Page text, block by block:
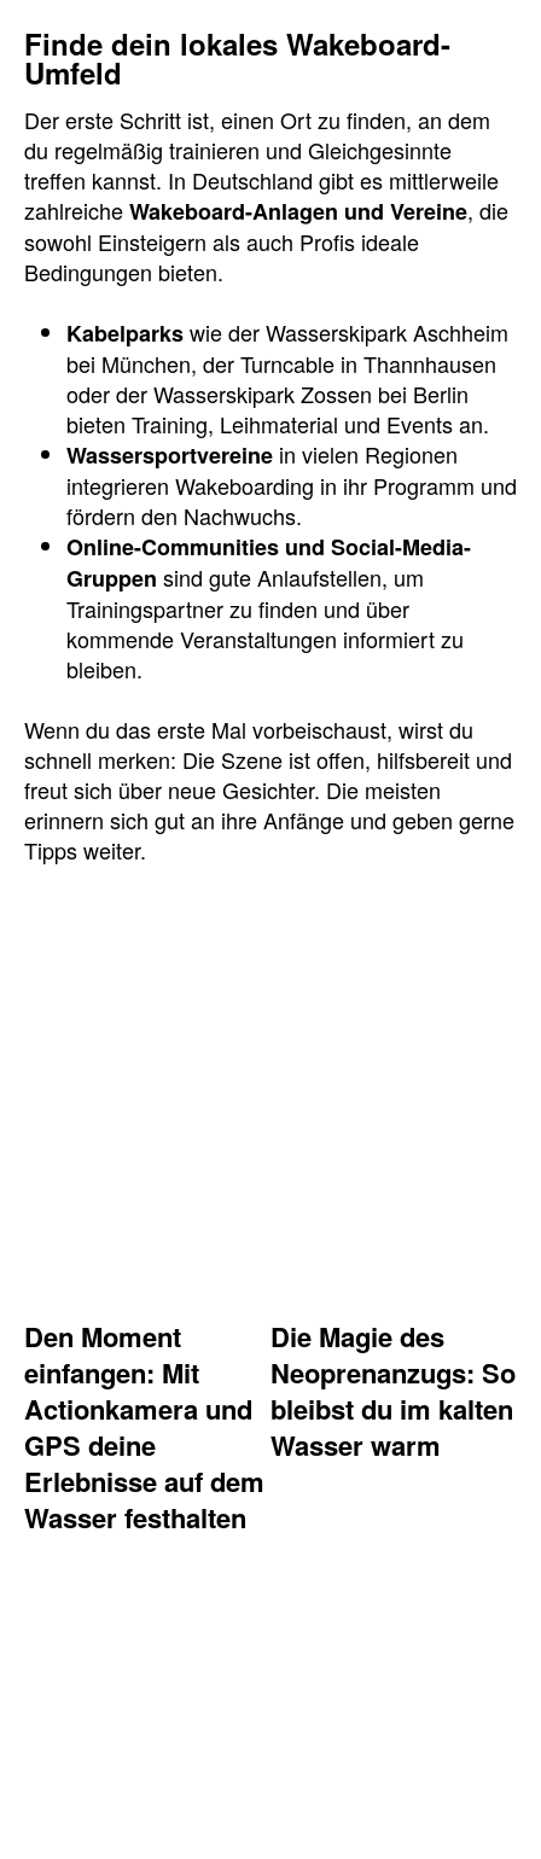
Finde dein lokales Wakeboard-
Umfeld
Der erste Schritt ist, einen Ort zu finden, an dem
du regelmäßig trainieren und Gleichgesinnte
treffen kannst. In Deutschland gibt es mittlerweile
zahlreicheWakeboard-Anlagen und Vereine, die
sowohl Einsteigern als auch Profis ideale
Bedingungen bieten.
Kabelparkswie der Wasserskipark Aschheim
bei München, der Turncable in Thannhausen
oder der Wasserskipark Zossen bei Berlin
bieten Training, Leihmaterial und Events an.
Wassersportvereine in vielen Regionen
integrieren Wakeboarding in ihr Programm und
fördern den Nachwuchs.
Online-Communities und Social-Media-
Gruppen sind gute Anlaufstellen, um
Trainingspartner zu finden und über
kommende Veranstaltungen informiert zu
bleiben.
Wenn du das erste Mal vorbeischaust, wirst du
schnell merken: Die Szene ist offen, hilfsbereit und
freut sich über neue Gesichter. Die meisten
erinnern sich gut an ihre Anfänge und geben gerne
Tipps weiter.
Den Moment
einfangen: Mit
Actionkamera und
GPS deine
Erlebnisse auf dem
Wasser festhalten
Die Magie des
Neoprenanzugs: So
bleibst du im kalten
Wasser warm